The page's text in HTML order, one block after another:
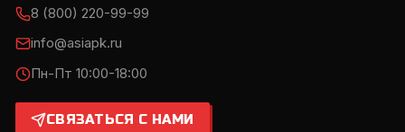
8 (800) 220-99-99
info@asiapk.ru
Пн-Пт 10:00-18:00
СВЯЗАТЬСЯ С НАМИ